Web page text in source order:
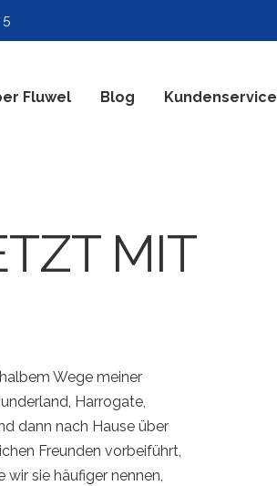
Fluwel Blog Kundenservice
MIT S
Wege meiner
Harrogate,
dann nach Hause über
Freunden vorbeiführt,
wir sie häufiger nennen,